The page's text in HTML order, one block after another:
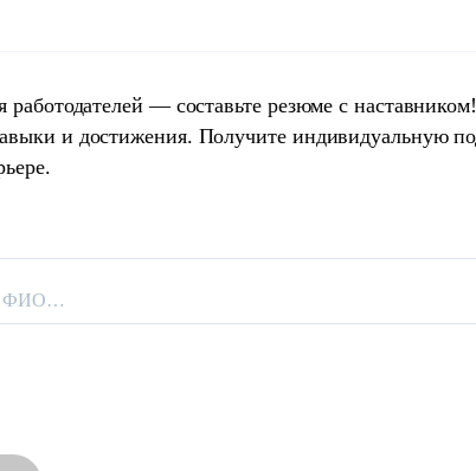
работодателей — составьте резюме с
и достижения. Получите индивидуальную
ФИО…